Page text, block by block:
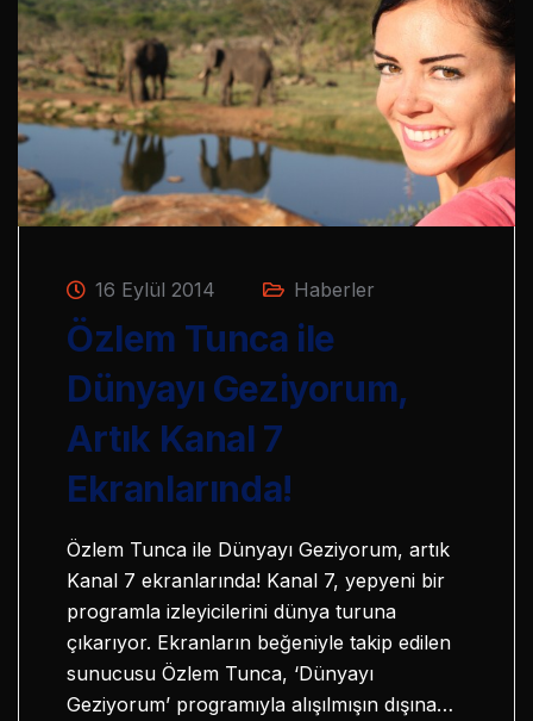
16 Eylül 2014 Haberler
Özlem Tunca ile
Dünyayı Geziyorum,
Artık Kanal 7
Ekranlarında!
Özlem Tunca ile Dünyayı Geziyorum, artık
Kanal 7 ekranlarında! Kanal 7, yepyeni bir
programla izleyicilerini dünya turuna
çıkarıyor. Ekranların beğeniyle takip edilen
sunucusu Özlem Tunca, ‘Dünyayı
Geziyorum’ programıyla alışılmışın dışına…